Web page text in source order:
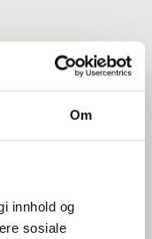
Om
innhold og
sosiale
og
over,
med
hvor
som skal